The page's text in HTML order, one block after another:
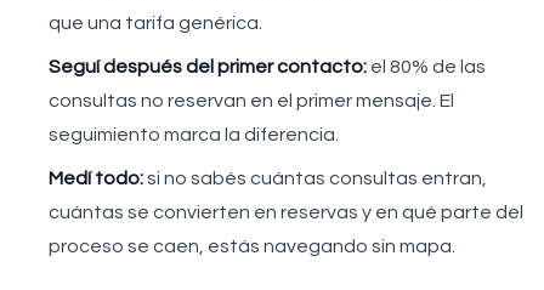
que una tarifa genérica.
Seguí después del primer contacto: el 80% de las
consultas no reservan en el primer mensaje. El
seguimiento marca la diferencia.
Medí todo:si no sabés cuántas consultas entran,
cuántas se convierten en reservas y en qué parte del
proceso se caen, estás navegando sin mapa.